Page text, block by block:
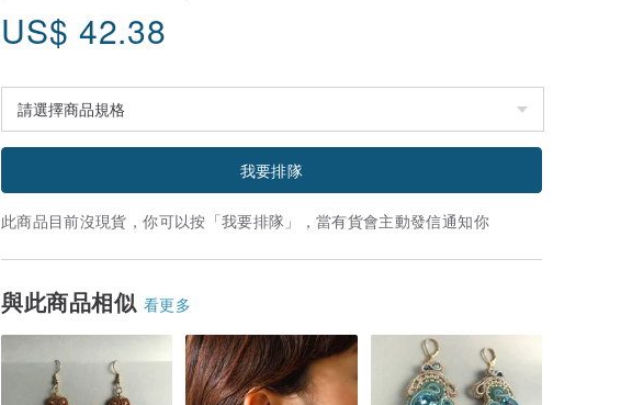
US$ 42.38
我要排隊
此商品目前沒現貨，你可以按「我要排隊」，當有貨會主動發信通知你
與此商品相似 看更多